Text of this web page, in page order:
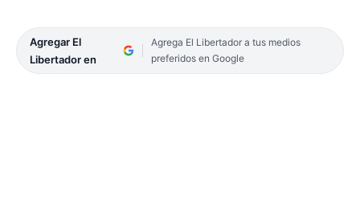
Agregar El
Libertador en
Agrega El Libertador a tus medios
preferidos en Google